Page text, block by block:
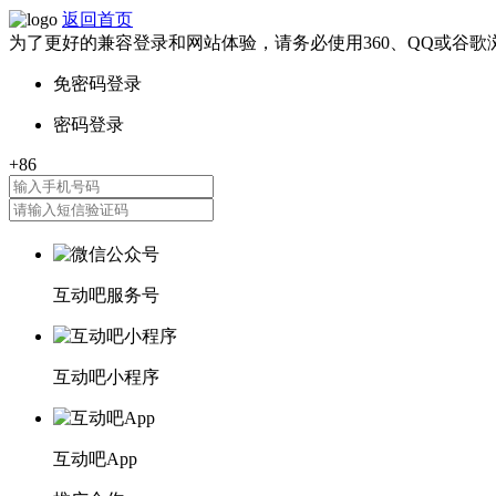
返回首页
为了更好的兼容登录和网站体验，请务必使用360、QQ或谷歌
互动吧服务号
互动吧小程序
互动吧App